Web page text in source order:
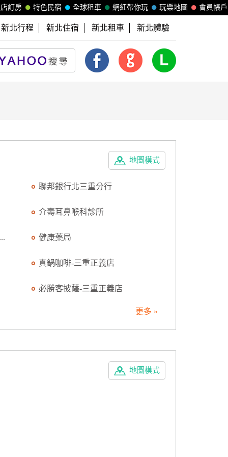
會員帳戶
玩樂地圖
網紅帶你玩
全球租車
特色民宿
訂房
新北行程 新北住宿 新北租車 新北體驗
地圖模式
聯邦銀行北三重分行
介壽耳鼻喉科診所
健康藥局
真鍋咖啡-三重正義店
必勝客披薩-三重正義店
更多 »
地圖模式